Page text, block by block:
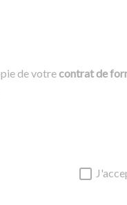
de votrecontrat de